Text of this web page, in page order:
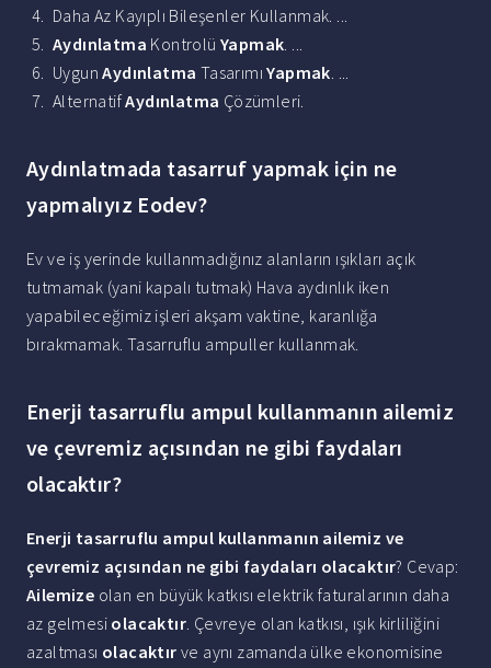
Daha Az Kayıplı Bileşenler Kullanmak. ...
Aydınlatma Kontrolü Yapmak. ...
UygunAydınlatma TasarımıYapmak. ...
AlternatifAydınlatma Çözümleri.
Aydınlatmada tasarruf yapmak için ne
yapmalıyız Eodev?
Ev ve iş yerinde kullanmadığınız alanların ışıkları açık
tutmamak (yani kapalı tutmak) Hava aydınlık iken
yapabileceğimiz işleri akşam vaktine, karanlığa
bırakmamak. Tasarruflu ampuller kullanmak.
Enerji tasarruflu ampul kullanmanın ailemiz
ve çevremiz açısından ne gibi faydaları
olacaktır?
Enerji tasarruflu ampul kullanmanın ailemiz ve
çevremiz açısından ne gibi faydaları olacaktır? Cevap:
Ailemize olan en büyük katkısı elektrik faturalarının daha
az gelmesi olacaktır. Çevreye olan katkısı, ışık kirliliğini
azaltması olacaktır ve aynı zamanda ülke ekonomisine